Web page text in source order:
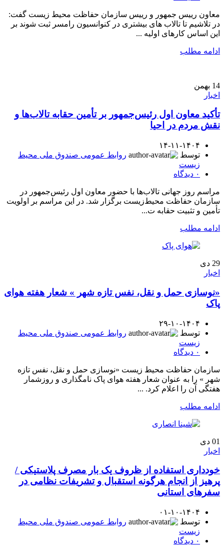
معاون رییس جمهور و رییس سازمان حفاظت محیط زیست گفت:
در تلاشیم تا تالاب های بیشتری در کنوانسیون رامسر ثبت شوند بر
این اساس کارهای اولیه ...
ادامه مطلب
14 بهمن
اخبار
تأکید معاون اول رئیس‌جمهور بر تأمین حقابه تالاب‌ها و
نقش مردم در احیا
۱۴-۱۱-۱۴۰۴
توسط
روابط عمومی صندوق ملی محیط
زیست
۰ دیدگاه
مراسم روز جهانی تالاب‌ها با حضور معاون اول رئیس‌جمهور در
سازمان حفاظت محیط‌زیست برگزار شد. در این مراسم بر اولویت
تأمین و تثبیت حقابه ت...
ادامه مطلب
29 دی
اخبار
«نوسازی حمل و نقل، نفس تازه شهر » شعار هفته هوای
پاک
۲۹-۱۰-۱۴۰۴
توسط
روابط عمومی صندوق ملی محیط
زیست
۰ دیدگاه
سازمان حفاظت محیط زیست «نوسازی حمل و نقل، نفس تازه
شهر » را به عنوان شعار هفته هوای پاک نامگذاری و روزشمار
هفتگی آن را اعلام کرد. ...
ادامه مطلب
01 دی
اخبار
خودداری استفاده از ظروف یک بار مصرف پلاستیکی /
پرهیز از انجام هرگونه استقبال و تشریفات نظامی در
سفرهای استانی
۰۱-۱۰-۱۴۰۴
توسط
روابط عمومی صندوق ملی محیط
زیست
۰ دیدگاه